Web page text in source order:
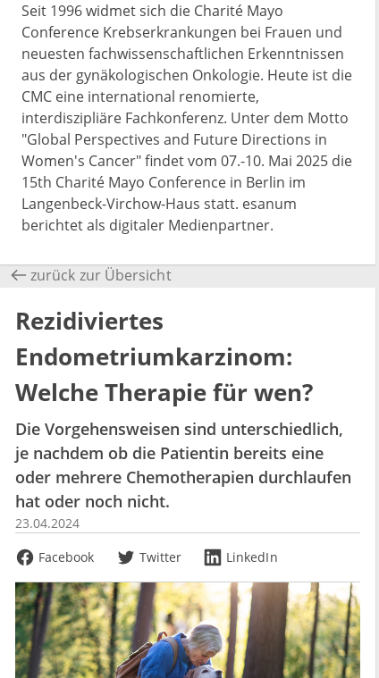
Seit 1996 widmet sich die Charité Mayo
Conference Krebserkrankungen bei Frauen und
neuesten fachwissenschaftlichen Erkenntnissen
aus der gynäkologischen Onkologie. Heute ist die
CMC eine international renomierte,
interdiszipliäre Fachkonferenz. Unter dem Motto
"Global Perspectives and Future Directions in
Women's Cancer" findet vom 07.-10. Mai 2025 die
15th Charité Mayo Conference in Berlin im
Langenbeck-Virchow-Haus statt. esanum
berichtet als digitaler Medienpartner.
zurück zur Übersicht
Rezidiviertes
Endometriumkarzinom:
Welche Therapie für wen?
Die Vorgehensweisen sind unterschiedlich,
je nachdem ob die Patientin bereits eine
oder mehrere Chemotherapien durchlaufen
hat oder noch nicht.
23.04.2024
Facebook
Twitter LinkedIn